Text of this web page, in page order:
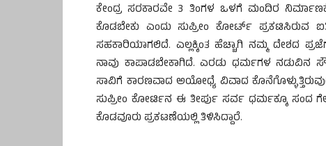
ಕೇಂದ್ರ ಸರಕಾರವೇ 3 ತಿಂಗಳ ಒಳಗೆ ಮಂದಿರ
ಕೊಡಬೇಕು ಎಂದು ಸುಪ್ರೀಂ ಕೋರ್ಟ್ ಪ್ರಕಟಿಸಿರುವ
ಸಹಕಾರಿಯಾಗಲಿದೆ. ಎಲ್ಲಕ್ಕಿಂತ ಹೆಚ್ಚಾಗಿ ನಮ್ಮ ದೇಶದ
ನಾವು ಕಾಪಾಡಬೇಕಾಗಿದೆ. ಎರಡು ಧರ್ಮಗಳ ನಡುವಿನ
ಸಾವಿಗೆ ಕಾರಣವಾದ ಅಯೋಧ್ಯೆ ವಿವಾದ
ಸುಪ್ರೀಂ ಕೋರ್ಟಿನ ಈ ತೀರ್ಪು ಸರ್ವ ಧರ್ಮಕ್ಕೂ ಸಂದ
ಕೊಡವೂರು ಪ್ರಕಟಣೆಯಲ್ಲಿ ತಿಳಿಸಿದ್ದಾರೆ.